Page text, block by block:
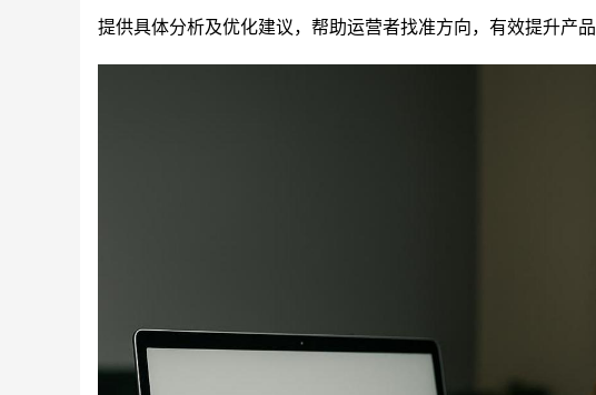
提供具体分析及优化建议，帮助运营者找准方向，有效提升产品